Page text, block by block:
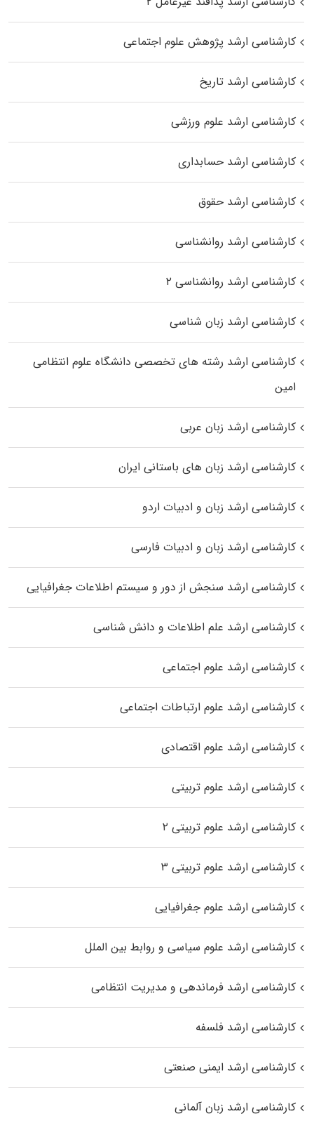
کارشناسی ارشد پژوهش علوم اجتماعی
کارشناسی ارشد تاریخ
کارشناسی ارشد علوم ورزشی
کارشناسی ارشد حسابداری
کارشناسی ارشد حقوق
کارشناسی ارشد روانشناسی
کارشناسی ارشد روانشناسی ۲
کارشناسی ارشد زبان شناسی
کارشناسی ارشد رﺷﺘﻪ ﻫﺎی تخصصی داﻧﺸﮕﺎه ﻋﻠﻮم انتظامی
اﻣﻴﻦ
کارشناسی ارشد زبان عربی
کارشناسی ارشد زبان‌ های باستانی ایران
کارشناسی ارشد زبان و ادبیات اردو
کارشناسی ارشد زبان و ادبیات فارسی
کارشناسی ارشد سنجش از دور و سیستم اطلاعات جغرافیایی
کارشناسی ارشد علم اطلاعات و دانش شناسی
کارشناسی ارشد علوم اجتماعی
کارشناسی ارشد علوم ارتباطات اجتماعی
کارشناسی ارشد علوم اقتصادی
کارشناسی ارشد علوم تربیتی
کارشناسی ارشد علوم تربیتی ۲
کارشناسی ارشد علوم تربیتی ۳
کارشناسی ارشد علوم جغرافیایی
کارشناسی ارشد علوم سیاسی و روابط بین الملل
کارشناسی ارشد فرماندهی و مدیریت انتظامی
کارشناسی ارشد فلسفه
کارشناسی ارشد ایمنی صنعتی
کارشناسی ارشد زبان آلمانی